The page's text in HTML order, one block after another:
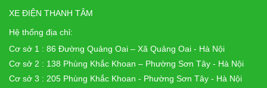
XE ĐIỆN THANH TÂM
Hệ thống địa chỉ:
Cơ sở 1 : 86 Đường Quảng Oai – Xã Quảng Oai - Hà Nội
Cơ sở 2 : 138 Phùng Khắc Khoan – Phường Sơn Tây - Hà Nội
Cơ sở 3 : 205 Phùng Khắc Khoan - Phường Sơn Tây - Hà Nội